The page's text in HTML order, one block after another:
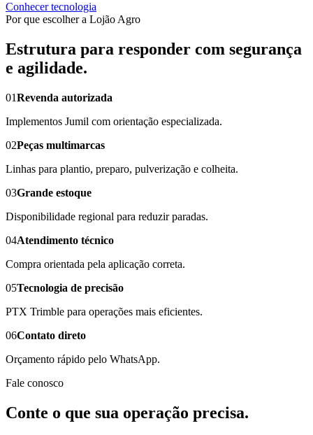
Conhecer tecnologia
Por que escolher a Lojão Agro
Estrutura para responder com segurança
e agilidade.
01Revenda autorizada
Implementos Jumil com orientação especializada.
02Peças multimarcas
Linhas para plantio, preparo, pulverização e colheita.
03Grande estoque
Disponibilidade regional para reduzir paradas.
04Atendimento técnico
Compra orientada pela aplicação correta.
05Tecnologia de precisão
PTX Trimble para operações mais eficientes.
06Contato direto
Orçamento rápido pelo WhatsApp.
Fale conosco
Conte o que sua operação precisa.